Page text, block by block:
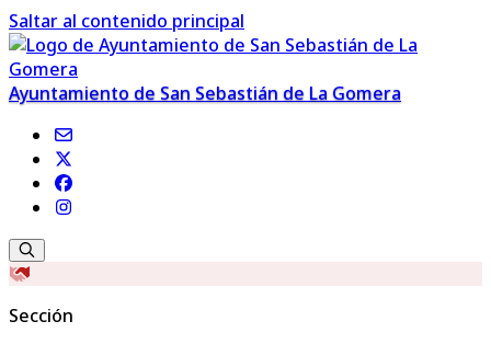
Saltar al contenido principal
Ayuntamiento de San Sebastián de La Gomera
Sección